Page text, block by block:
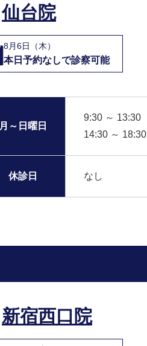
仙台院
8月6日（木）
本日予約なしで診察可能
月～日曜日
9:30 ～ 13:30
14:30 ～ 18:30
休診日 なし
新宿西口院